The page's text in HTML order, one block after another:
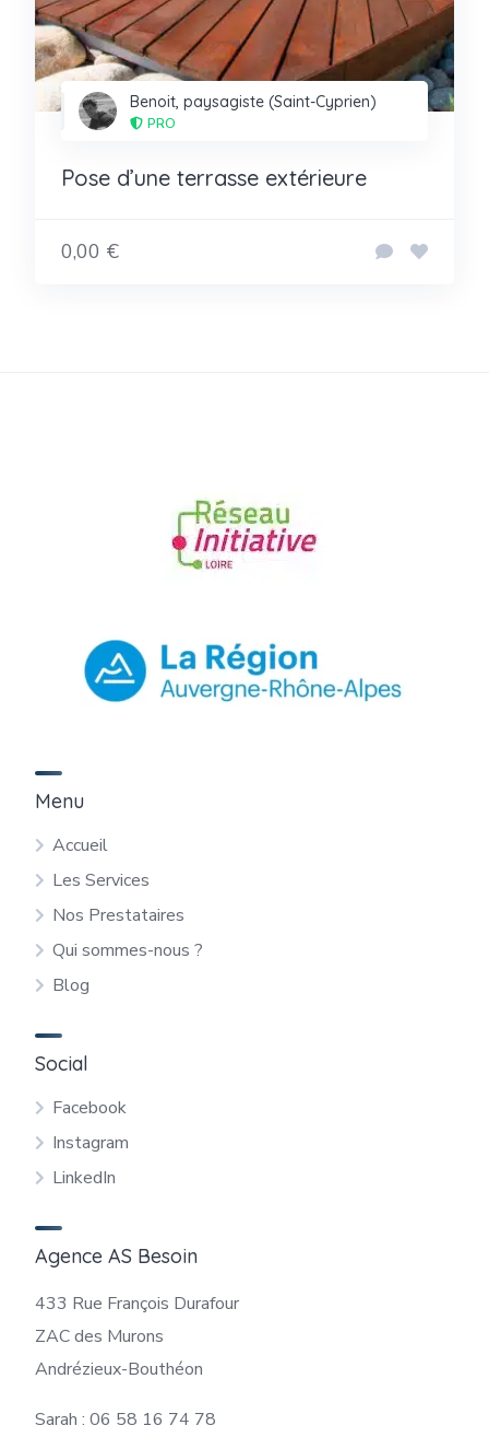
Benoit, paysagiste (Saint-Cyprien)
PRO
Pose d’une terrasse extérieure
0,00 €
Menu
Accueil
Les Services
Nos Prestataires
Qui sommes-nous ?
Blog
Social
Facebook
Instagram
LinkedIn
Agence AS Besoin
433 Rue François Durafour
ZAC des Murons
Andrézieux-Bouthéon
Sarah : 06 58 16 74 78